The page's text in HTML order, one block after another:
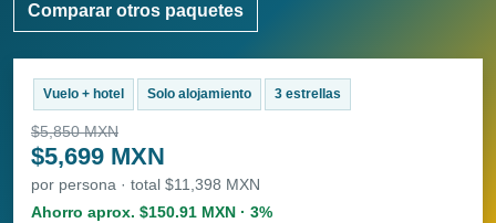
Comparar otros paquetes
Vuelo + hotel Solo alojamiento 3 estrellas
$5,850 MXN
$5,699 MXN
por persona · total $11,398 MXN
Ahorro aprox. $150.91 MXN · 3%